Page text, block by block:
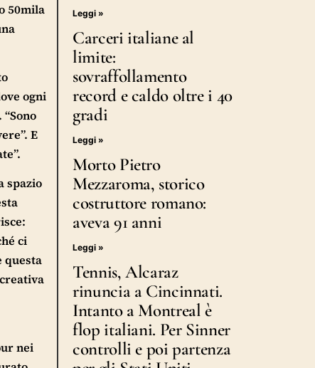
50mila
ogni
E
spazio
ci
questa
nei
Leggi »
Carceri italiane al
limite:
sovraffollamento
record e caldo oltre i 40
gradi
Leggi »
Morto Pietro
Mezzaroma, storico
costruttore romano:
aveva 91 anni
Leggi »
Tennis, Alcaraz
rinuncia a Cincinnati.
Intanto a Montreal è
flop italiani. Per Sinner
controlli e poi partenza